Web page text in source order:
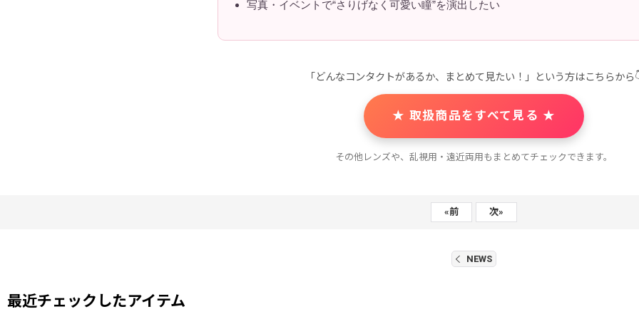
写真・イベントで“さりげなく可愛い瞳”を演出したい
「どんなコンタクトがあるか、まとめて見たい！」という方はこちらから
★ 取扱商品をすべて見る ★
その他レンズや、乱視用・遠近両用もまとめてチェックできます。
«前 次»
NEWS
最近チェックしたアイテム